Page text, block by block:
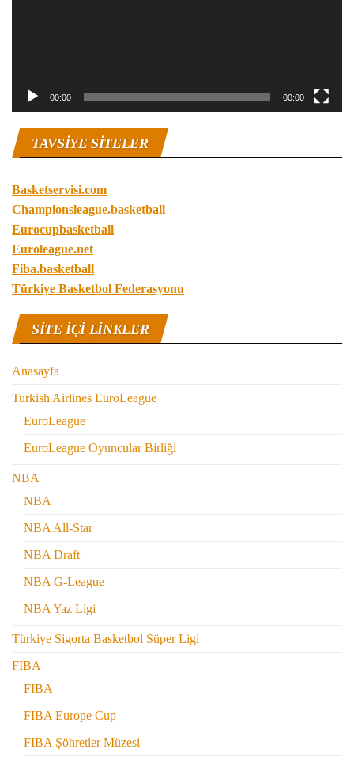
00:00 00:00
TAVSIYE SITELER
Basketservisi.com
Championsleague.basketball
Eurocupbasketball
Euroleague.net
Fiba.basketball
Türkiye Basketbol Federasyonu
SITE IÇI LINKLER
Anasayfa
Turkish Airlines EuroLeague
EuroLeague
EuroLeague Oyuncular Birliği
NBA
NBA
NBA All-Star
NBA Draft
NBA G-League
NBA Yaz Ligi
Türkiye Sigorta Basketbol Süper Ligi
FIBA
FIBA
FIBA Europe Cup
FIBA Şöhretler Müzesi